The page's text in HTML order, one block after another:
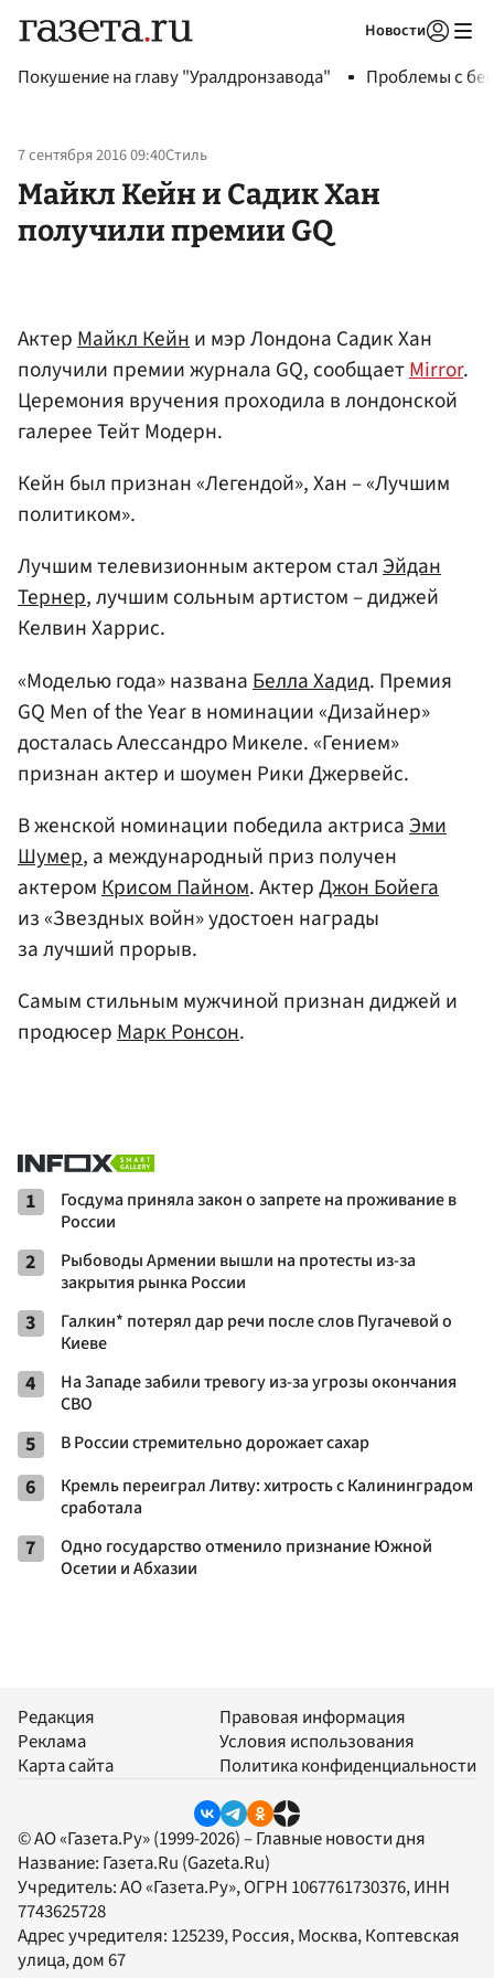
Новости
Покушение на главу "Уралдронзавода" Проблемы с
7 сентября 2016 09:40Стиль
Майкл Кейн и Садик Хан
получили премии GQ
АктерМайкл Кейни мэр Лондона Садик Хан
получили премии журнала GQ, сообщаетMirror.
Церемония вручения проходила в лондонской
галерее Тейт Модерн.
Кейн был признан «Легендой», Хан – «Лучшим
политиком».
Лучшим телевизионным актером сталЭйдан
Тернер, лучшим сольным артистом – диджей
Келвин Харрис.
«Моделью года» названа Белла Хадид. Премия
GQ Men of the Year в номинации «Дизайнер»
досталась Алессандро Микеле. «Гением»
признан актер и шоумен Рики Джервейс.
В женской номинации победила актрисаЭми
Шумер, а международный приз получен
актеромКрисом Пайном. АктерДжон Бойега
из «Звездных войн» удостоен награды
за лучший прорыв.
Самым стильным мужчиной признан диджей и
продюсерМарк Ронсон.
1
Госдума приняла закон о запрете на проживание в
России
2
Рыбоводы Армении вышли на протесты из-за
закрытия рынка России
3
Галкин* потерял дар речи после слов Пугачевой о
Киеве
4
На Западе забили тревогу из-за угрозы окончания
СВО
5 В России стремительно дорожает сахар
6
Кремль переиграл Литву: хитрость с Калининградом
сработала
7
Одно государство отменило признание Южной
Осетии и Абхазии
Редакция
Реклама
Карта сайта
Правовая информация
Условия использования
Политика конфиденциальности
© АО «Газета.Ру» (1999-2026) – Главные новости дня
Название: Газета.Ru (Gazeta.Ru)
Учредитель:АО «Газета.Ру», ОГРН 1067761730376, ИНН
7743625728
Адрес учредителя: 125239, Россия, Москва, Коптевская
улица, дом 67